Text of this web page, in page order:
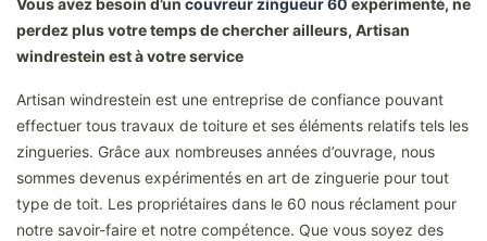
Vous avez besoin d’un couvreur zingueur 60 expérimenté, ne
perdez plus votre temps de chercher ailleurs, Artisan
windrestein est à votre service
Artisan windrestein est une entreprise de confiance pouvant
effectuer tous travaux de toiture et ses éléments relatifs tels les
zingueries. Grâce aux nombreuses années d’ouvrage, nous
sommes devenus expérimentés en art de zinguerie pour tout
type de toit. Les propriétaires dans le 60 nous réclament pour
notre savoir-faire et notre compétence. Que vous soyez des